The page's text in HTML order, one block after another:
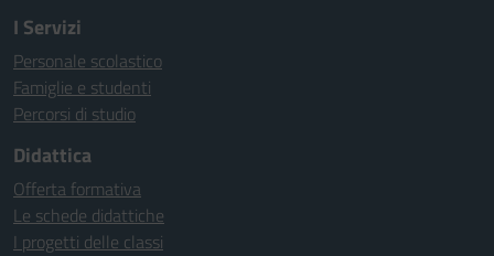
I Servizi
Personale scolastico
Famiglie e studenti
Percorsi di studio
Didattica
Offerta formativa
Le schede didattiche
I progetti delle classi